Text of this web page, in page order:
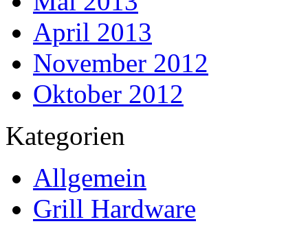
April 2013
November 2012
Oktober 2012
Kategorien
Allgemein
Grill Hardware